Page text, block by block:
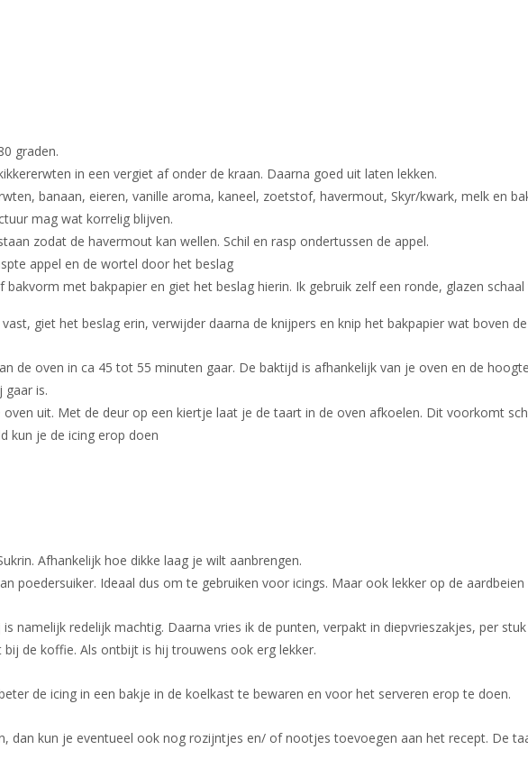
graden.
in een vergiet af onder de kraan. Daarna goed uit laten lekken.
banaan, eieren, vanille aroma, kaneel, zoetstof, havermout, Skyr/kwark, melk en
mag wat korrelig blijven.
zodat de havermout kan wellen. Schil en rasp ondertussen de appel.
appel en de wortel door het beslag
bakvorm met bakpapier en giet het beslag hierin. Ik gebruik zelf een ronde, glazen schaal
giet het beslag erin, verwijder daarna de knijpers en knip het bakpapier wat boven
de oven in ca 45 tot 55 minuten gaar. De baktijd is afhankelijk van je oven en de
gaar is.
uit. Met de deur op een kiertje laat je de taart in de oven afkoelen. Dit voorkomt
kun je de icing erop doen
Afhankelijk hoe dikke laag je wilt aanbrengen.
poedersuiker. Ideaal dus om te gebruiken voor icings. Maar ook lekker op de
namelijk redelijk machtig. Daarna vries ik de punten, verpakt in diepvrieszakjes, per
de koffie. Als ontbijt is hij trouwens ook erg lekker.
de icing in een bakje in de koelkast te bewaren en voor het serveren erop te doen.
dan kun je eventueel ook nog rozijntjes en/ of nootjes toevoegen aan het recept. De